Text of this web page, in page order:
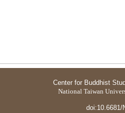
Center for Buddhist
National Taiwan
doi:10.6681/